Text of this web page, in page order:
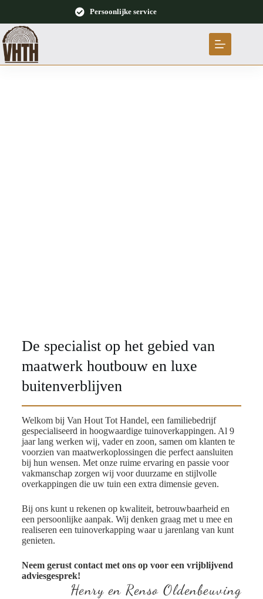
Ontwerp uw droom buitenverblijf
De specialist op het gebied van
maatwerk houtbouw en luxe
buitenverblijven
Welkom bij Van Hout Tot Handel, een familiebedrijf
gespecialiseerd in hoogwaardige tuinoverkappingen. Al 9
jaar lang werken wij, vader en zoon, samen om klanten te
voorzien van maatwerkoplossingen die perfect aansluiten
bij hun wensen. Met onze ruime ervaring en passie voor
vakmanschap zorgen wij voor duurzame en stijlvolle
overkappingen die uw tuin een extra dimensie geven.
Bij ons kunt u rekenen op kwaliteit, betrouwbaarheid en
een persoonlijke aanpak. Wij denken graag met u mee en
realiseren een tuinoverkapping waar u jarenlang van kunt
genieten.
Neem gerust contact met ons op voor een vrijblijvend
adviesgesprek!
Henry en Renso Oldenbeuving